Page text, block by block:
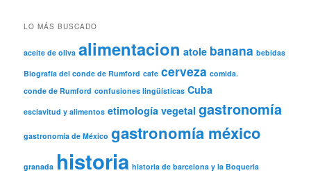
LO MÁS BUSCADO
aceite de oliva alimentacion atole banana bebidas
Biografía del conde de Rumford cafe cerveza comida.
conde de Rumford confusiones lingüísticas Cuba
esclavitud y alimentos etimología vegetal gastronomía
gastronomía de México gastronomía méxico
granada historia historia de barcelona y la Boqueria